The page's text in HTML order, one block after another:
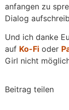
anfangen zu
Dialog
Und ich danke
auf Ko-Fi oder
Girl nicht
Beitrag teilen